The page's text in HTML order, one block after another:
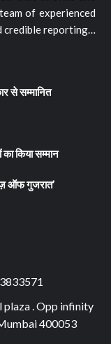
of experienced
credible reporting…
से सम्मानित
किया सम्मान
ऑफ गुजरात’
. Opp infinity
400053